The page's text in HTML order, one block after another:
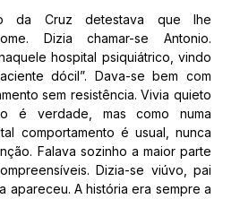
da Cruz detestava que lhe
Dizia chamar-se Antonio.
hospital psiquiátrico, vindo
dócil”. Dava-se bem com
sem resistência. Vivia quieto
é verdade, mas como numa
comportamento é usual, nunca
Falava sozinho a maior parte
Dizia-se viúvo, pai
apareceu. A história era sempre a